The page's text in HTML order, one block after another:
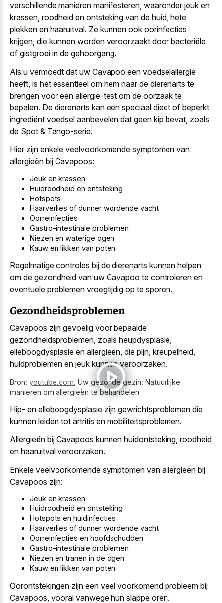
verschillende manieren manifesteren, waaronder jeuk en
krassen, roodheid en ontsteking van de huid, hete
plekken en haaruitval. Ze kunnen ook oorinfecties
krijgen, die kunnen worden veroorzaakt door bacteriële
of gistgroei in de gehoorgang.
Als u vermoedt dat uw Cavapoo een voedselallergie
heeft, is het essentieel om hem naar de dierenarts te
brengen voor een allergie-test om de oorzaak te
bepalen. De dierenarts kan een speciaal dieet of beperkt
ingrediënt voedsel aanbevelen dat geen kip bevat, zoals
de Spot & Tango-serie.
Hier zijn enkele veelvoorkomende symptomen van
allergieën bij Cavapoos:
Jeuk en krassen
Huidroodheid en ontsteking
Hotspots
Haarverlies of dunner wordende vacht
Oorreinfecties
Gastro-intestinale problemen
Niezen en waterige ogen
Kauw en likken van poten
Regelmatige controles bij de dierenarts kunnen helpen
om de gezondheid van uw Cavapoo te controleren en
eventuele problemen vroegtijdig op te sporen.
Gezondheidsproblemen
Cavapoos zijn gevoelig voor bepaalde
gezondheidsproblemen, zoals heupdysplasie,
elleboogdysplasie en allergieën, die pijn, kreupelheid,
huidproblemen en jeuk kunnen veroorzaken.
Bron: youtube.com Uw gezonde gezin: Natuurlijke
manieren om allergieën te behandelen
Hip- en elleboogdysplasie zijn gewrichtsproblemen die
kunnen leiden tot artritis en mobiliteitsproblemen.
Allergieën bij Cavapoos kunnen huidontsteking, roodheid
en haaruitval veroorzaken.
Enkele veelvoorkomende symptomen van allergieën bij
Cavapoos zijn:
Jeuk en krassen
Huidroodheid en ontsteking
Hotspots en huidinfecties
Haarverlies of dunner wordende vacht
Oorreinfecties en hoofdschudden
Gastro-intestinale problemen
Niezen en tranen in de ogen
Kauw en likken van poten
Oorontstekingen zijn een veel voorkomend probleem bij
Cavapoos, vooral vanwege hun slappe oren.